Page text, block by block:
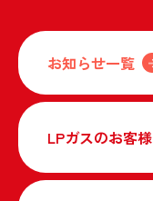
お知らせ一覧
LPガスのお客様